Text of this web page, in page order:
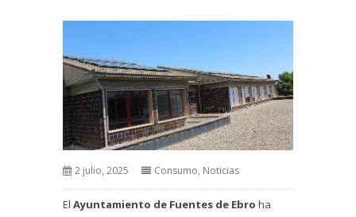
2 julio, 2025 Consumo, Noticias
El Ayuntamiento de Fuentes de Ebro ha